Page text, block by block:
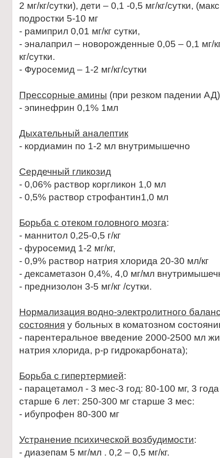
2 мг/кг/сутки), дети – 0,1 -0,5 мг/кг/сутки,
подростки 5-10 мг
- рамиприл 0,01 мг/кг сутки,
- эналаприл – новорожденные 0,05 – 0,1 мг/
кг/сутки.
- Фуросемид – 1-2 мг/кг/сутки
Прессорные амины (при резком падении АД)
- эпинефрин 0,1% 1мл
Дыхательный аналептик
- кордиамин по 1-2 мл внутримышечно
Сердечный гликозид
- 0,06% раствор коргликон 1,0 мл
- 0,5% раствор строфантин1,0 мл
Борьба с отеком головного мозга:
- маннитол 0,25-0,5 г/кг
- фуросемид 1-2 мг/кг,
- 0,9% раствор натрия хлорида 20-30 мл/кг
- дексаметазон 0,4%, 4,0 мг/мл
- преднизолон 3-5 мг/кг /сутки.
Нормализация водно-электролитного
состояния у больных в коматозном
- парентеральное введение 2000-2500 мл
натрия хлорида, р-р гидрокарбоната);
Борьба с гипертермией:
- парацетамол - 3 мес-3 год: 80-100 мг, 3
старше 6 лет: 250-300 мг старше 3 мес:
- ибупрофен 80-300 мг
Устранение психической возбудимости:
- диазепам 5 мг/мл . 0,2 – 0,5 мг/кг.